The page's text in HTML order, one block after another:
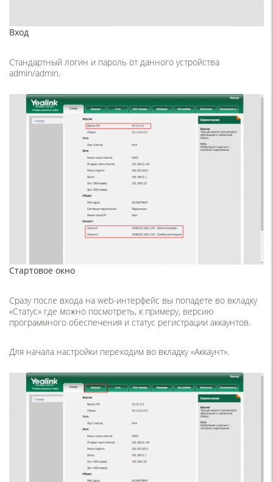
Вход
Стандартный логин и пароль от данного устройства
admin/admin.
Стартовое окно
Сразу после входа на web-интерфейс вы попадете во вкладку
«Статус» где можно посмотреть, к примеру, версию
программного обеспечения и статус регистрации аккаунтов.
Для начала настройки переходим во вкладку «Аккаунт».